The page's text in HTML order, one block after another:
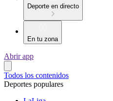
Deporte en directo
En tu zona
Abrir app
Todos los contenidos
Deportes populares